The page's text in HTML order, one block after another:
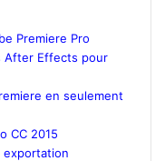
Premiere Pro
After Effects pour
en seulement
CC 2015
exportation